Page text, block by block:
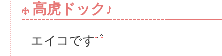
高虎ドック♪
エイコです